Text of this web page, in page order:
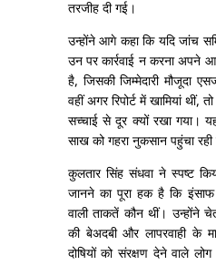
तरजीह दी गई।
उन्होंने आगे कहा कि यदि जांच
उन पर कार्रवाई न करना अपने
है, जिसकी जिम्मेदारी मौजूदा
वहीं अगर रिपोर्ट में खामियां थीं,
सच्चाई से दूर क्यों रखा गया। यह
साख को गहरा नुकसान पहुंचा
कुलतार सिंह संधवा ने स्पष्ट
जानने का पूरा हक है कि
वाली ताकतें कौन थीं। उन्होंने
की बेअदबी और लापरवाही के
दोषियों को संरक्षण देने वाले